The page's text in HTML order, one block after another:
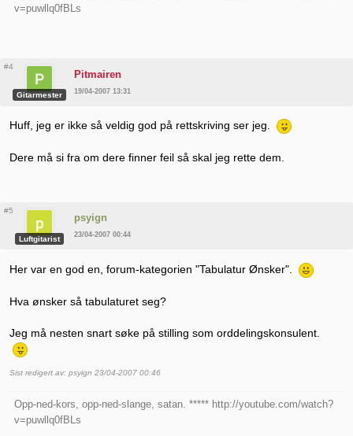
v=puwllq0fBLs
#4
Gitarmester
Pitmairen
19/04-2007 13:31
Huff, jeg er ikke så veldig god på rettskriving ser jeg.
Dere må si fra om dere finner feil så skal jeg rette dem.
#5
Luftgitarist
psyign
23/04-2007 00:44
Her var en god en, forum-kategorien "Tabulatur Ønsker".
Hva ønsker så tabulaturet seg?
Jeg må nesten snart søke på stilling som orddelingskonsulent.
Sist redigert av: psyign 23/04-2007 00:46
Opp-ned-kors, opp-ned-slange, satan. ***** http://youtube.com/watch?
v=puwllq0fBLs